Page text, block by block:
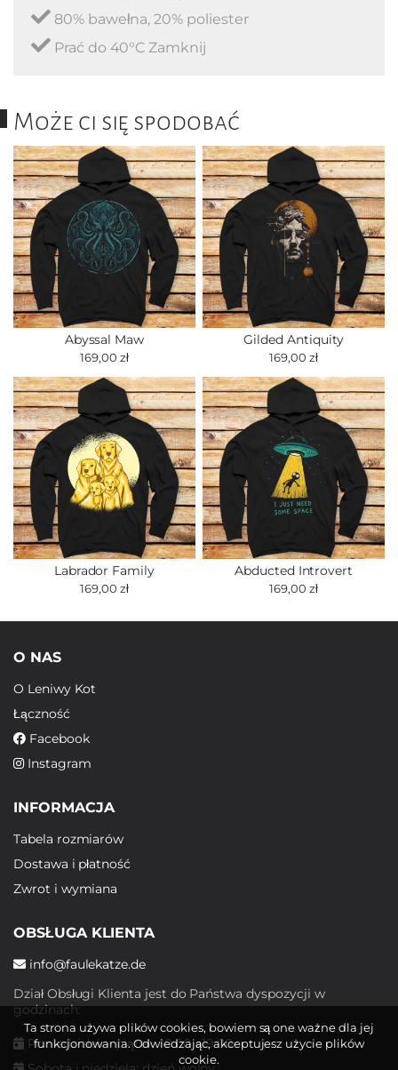
80% bawełna, 20% poliester
Prać do 40°C Zamknij
Może ci się spodobać
Abyssal Maw
169,00 zł
Gilded Antiquity
169,00 zł
Labrador Family
169,00 zł
Abducted Introvert
169,00 zł
O NAS
O Leniwy Kot
Łączność
Facebook
Instagram
INFORMACJA
Tabela rozmiarów
Dostawa i płatność
Zwrot i wymiana
OBSŁUGA KLIENTA
info@faulekatze.de
Dział Obsługi Klienta jest do Państwa dyspozycji w
godzinach:
Poniedziałek - piątek: 10:00 - 19:00
Ta strona używa plików cookies, bowiem są one ważne dla jej
funkcjonowania. Odwiedzając, akceptujesz użycie plików
cookie.